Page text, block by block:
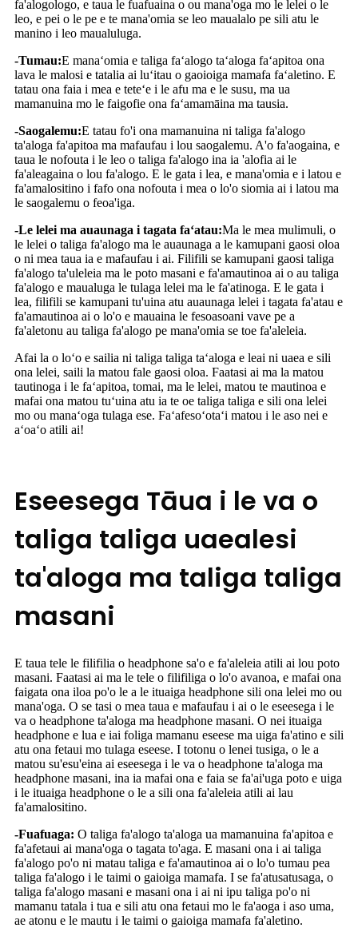
fa'alogologo, e taua le fuafuaina o ou mana'oga mo le lelei o le
leo, e pei o le pe e te mana'omia se leo maualalo pe sili atu le
manino i leo maualuluga.
-Tumau:E manaʻomia e taliga faʻalogo taʻaloga faʻapitoa ona
lava le malosi e tatalia ai luʻitau o gaoioiga mamafa faʻaletino. E
tatau ona faia i mea e teteʻe i le afu ma e le susu, ma ua
mamanuina mo le faigofie ona faʻamamāina ma tausia.
-Saogalemu:E tatau fo'i ona mamanuina ni taliga fa'alogo
ta'aloga fa'apitoa ma mafaufau i lou saogalemu. A'o fa'aogaina, e
taua le nofouta i le leo o taliga fa'alogo ina ia 'alofia ai le
fa'aleagaina o lou fa'alogo. E le gata i lea, e mana'omia e i latou e
fa'amalositino i fafo ona nofouta i mea o lo'o siomia ai i latou ma
le saogalemu o feoa'iga.
-Le lelei ma auaunaga i tagata faʻatau:Ma le mea mulimuli, o
le lelei o taliga fa'alogo ma le auaunaga a le kamupani gaosi oloa
o ni mea taua ia e mafaufau i ai. Filifili se kamupani gaosi taliga
fa'alogo ta'uleleia ma le poto masani e fa'amautinoa ai o au taliga
fa'alogo e maualuga le tulaga lelei ma le fa'atinoga. E le gata i
lea, filifili se kamupani tu'uina atu auaunaga lelei i tagata fa'atau e
fa'amautinoa ai o lo'o e mauaina le fesoasoani vave pe a
fa'aletonu au taliga fa'alogo pe mana'omia se toe fa'aleleia.
Afai la o loʻo e sailia ni taliga taliga taʻaloga e leai ni uaea e sili
ona lelei, saili la matou fale gaosi oloa. Faatasi ai ma la matou
tautinoga i le faʻapitoa, tomai, ma le lelei, matou te mautinoa e
mafai ona matou tuʻuina atu ia te oe taliga taliga e sili ona lelei
mo ou manaʻoga tulaga ese. Faʻafesoʻotaʻi matou i le aso nei e
aʻoaʻo atili ai!
Eseesega Tāua i le va o
taliga taliga uaealesi
ta'aloga ma taliga taliga
masani
E taua tele le filifilia o headphone sa'o e fa'aleleia atili ai lou poto
masani. Faatasi ai ma le tele o filifiliga o lo'o avanoa, e mafai ona
faigata ona iloa po'o le a le ituaiga headphone sili ona lelei mo ou
mana'oga. O se tasi o mea taua e mafaufau i ai o le eseesega i le
va o headphone ta'aloga ma headphone masani. O nei ituaiga
headphone e lua e iai foliga mamanu eseese ma uiga fa'atino e sili
atu ona fetaui mo tulaga eseese. I totonu o lenei tusiga, o le a
matou su'esu'eina ai eseesega i le va o headphone ta'aloga ma
headphone masani, ina ia mafai ona e faia se fa'ai'uga poto e uiga
i le ituaiga headphone o le a sili ona fa'aleleia atili ai lau
fa'amalositino.
-Fuafuaga: O taliga fa'alogo ta'aloga ua mamanuina fa'apitoa e
fa'afetaui ai mana'oga o tagata to'aga. E masani ona i ai taliga
fa'alogo po'o ni matau taliga e fa'amautinoa ai o lo'o tumau pea
taliga fa'alogo i le taimi o gaioiga mamafa. I se fa'atusatusaga, o
taliga fa'alogo masani e masani ona i ai ni ipu taliga po'o ni
mamanu tatala i tua e sili atu ona fetaui mo le fa'aoga i aso uma,
ae atonu e le mautu i le taimi o gaioiga mamafa fa'aletino.